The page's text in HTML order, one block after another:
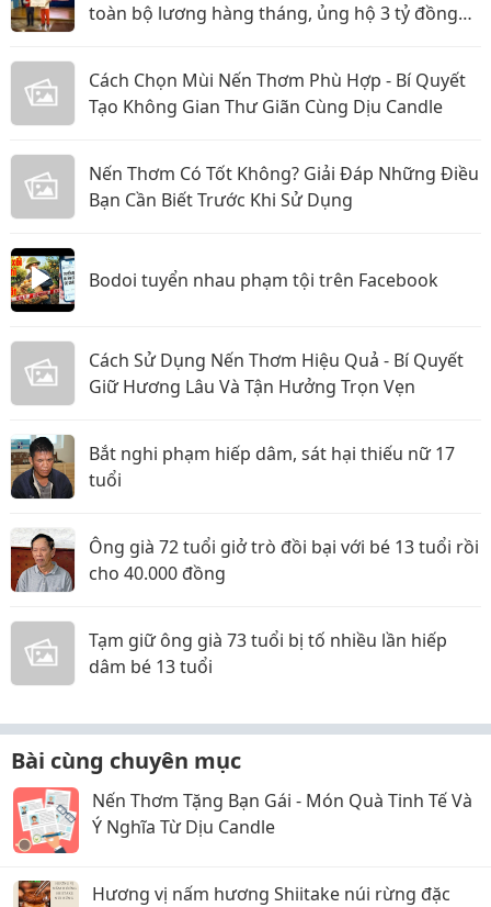
toàn bộ lương hàng tháng, ủng hộ 3 tỷ đồng
Cách Chọn Mùi Nến Thơm Phù Hợp - Bí Quyết
Tạo Không Gian Thư Giãn Cùng Dịu Candle
Nến Thơm Có Tốt Không? Giải Đáp Những Điều
Bạn Cần Biết Trước Khi Sử Dụng
Bodoi tuyển nhau phạm tội trên Facebook
Cách Sử Dụng Nến Thơm Hiệu Quả - Bí Quyết
Giữ Hương Lâu Và Tận Hưởng Trọn Vẹn
Bắt nghi phạm hiếp dâm, sát hại thiếu nữ 17
tuổi
Ông già 72 tuổi giở trò đồi bại với bé 13 tuổi rồi
cho 40.000 đồng
Tạm giữ ông già 73 tuổi bị tố nhiều lần hiếp
dâm bé 13 tuổi
Bài cùng chuyên mục
Nến Thơm Tặng Bạn Gái - Món Quà Tinh Tế Và
Ý Nghĩa Từ Dịu Candle
Hương vị nấm hương Shiitake núi rừng đặc